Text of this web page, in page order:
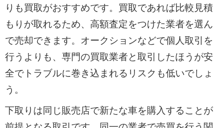
りも買取がおすすめです。買取であれば比較見積
もりが取れるため、高額査定をつけた業者を選ん
で売却できます。オークションなどで個人取引を
行うよりも、専門の買取業者と取引したほうが安
全でトラブルに巻き込まれるリスクも低いでしょ
う。
下取りは同じ販売店で新たな車を購入することが